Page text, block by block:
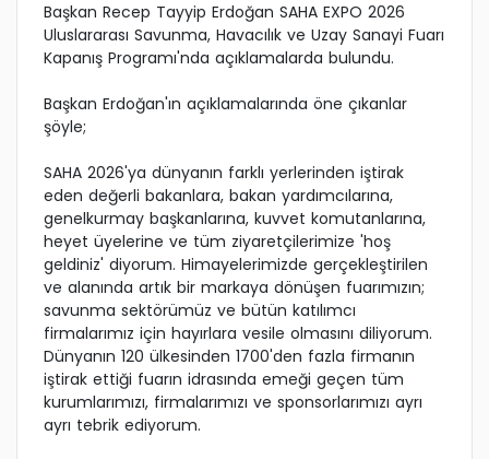
Başkan Recep Tayyip Erdoğan SAHA EXPO 2026
Uluslararası Savunma, Havacılık ve Uzay Sanayi Fuarı
Kapanış Programı'nda açıklamalarda bulundu.
Başkan Erdoğan'ın açıklamalarında öne çıkanlar
şöyle;
SAHA 2026'ya dünyanın farklı yerlerinden iştirak
eden değerli bakanlara, bakan yardımcılarına,
genelkurmay başkanlarına, kuvvet komutanlarına,
heyet üyelerine ve tüm ziyaretçilerimize 'hoş
geldiniz' diyorum. Himayelerimizde gerçekleştirilen
ve alanında artık bir markaya dönüşen fuarımızın;
savunma sektörümüz ve bütün katılımcı
firmalarımız için hayırlara vesile olmasını diliyorum.
Dünyanın 120 ülkesinden 1700'den fazla firmanın
iştirak ettiği fuarın idrasında emeği geçen tüm
kurumlarımızı, firmalarımızı ve sponsorlarımızı ayrı
ayrı tebrik ediyorum.